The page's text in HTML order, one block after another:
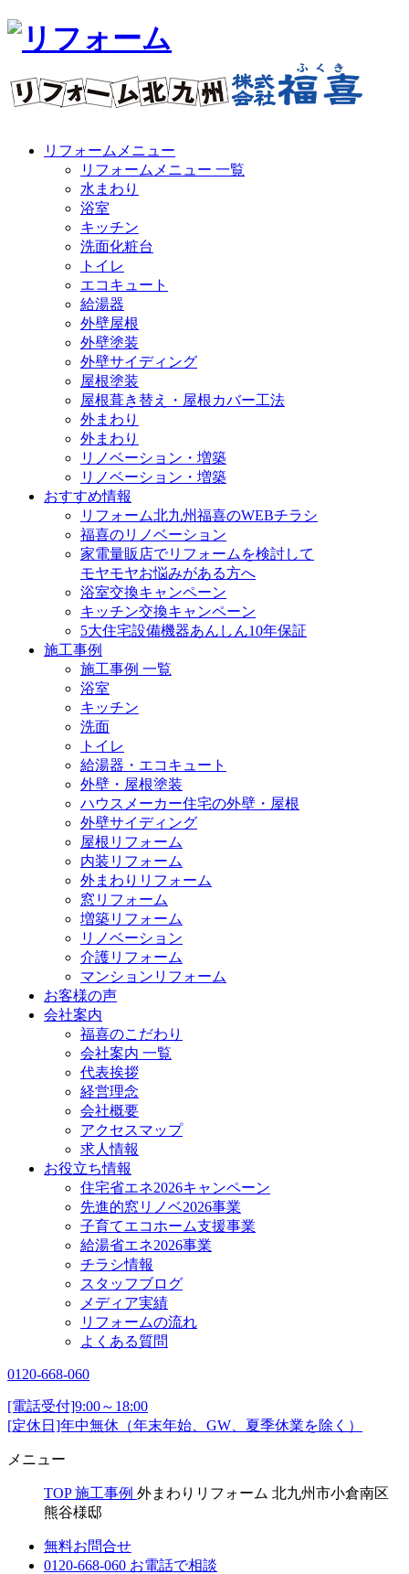
リフォームメニュー
リフォームメニュー 一覧
水まわり
浴室
キッチン
洗面化粧台
トイレ
エコキュート
給湯器
外壁屋根
外壁塗装
外壁サイディング
屋根塗装
屋根葺き替え・屋根カバー工法
外まわり
外まわり
リノベーション・増築
リノベーション・増築
おすすめ情報
リフォーム北九州福喜のWEBチラシ
福喜のリノベーション
家電量販店でリフォームを検討して
モヤモヤお悩みがある方へ
浴室交換キャンペーン
キッチン交換キャンペーン
5大住宅設備機器あんしん10年保証
施工事例
施工事例 一覧
浴室
キッチン
洗面
トイレ
給湯器・エコキュート
外壁・屋根塗装
ハウスメーカー住宅の外壁・屋根
外壁サイディング
屋根リフォーム
内装リフォーム
外まわりリフォーム
窓リフォーム
増築リフォーム
リノベーション
介護リフォーム
マンションリフォーム
お客様の声
会社案内
福喜のこだわり
会社案内 一覧
代表挨拶
経営理念
会社概要
アクセスマップ
求人情報
お役立ち情報
住宅省エネ2026キャンペーン
先進的窓リノベ2026事業
子育てエコホーム支援事業
給湯省エネ2026事業
チラシ情報
スタッフブログ
メディア実績
リフォームの流れ
よくある質問
0120-668-060
[電話受付]9:00～18:00
[定休日]年中無休（年末年始、GW、夏季休業を除く）
メニュー
TOP 施工事例 外まわりリフォーム 北九州市小倉南区
熊谷様邸
無料お問合せ
0120-668-060 お電話で相談